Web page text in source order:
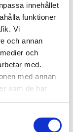
innehållet
funktioner
Vi
och annan
och
med.
med annan
som de har